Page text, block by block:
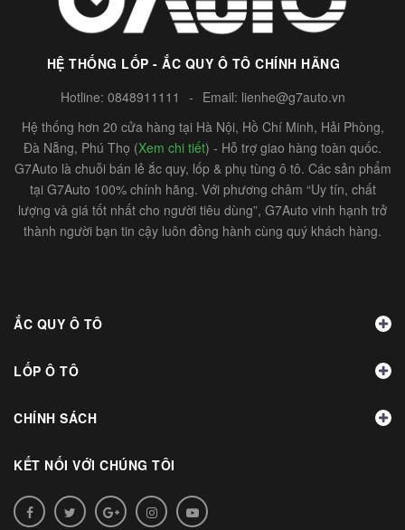
HỆ THỐNG LỐP - ẮC QUY Ô TÔ CHÍNH HÃNG
Hotline: 0848911111 - Email: lienhe@g7auto.vn
Hệ thống hơn 20 cửa hàng tại Hà Nội, Hồ Chí Minh, Hải Phòng,
Đà Nẵng, Phú Thọ (Xem chi tiết) - Hỗ trợ giao hàng toàn quốc.
G7Auto là chuỗi bán lẻ ắc quy, lốp & phụ tùng ô tô. Các sản phẩm
tại G7Auto 100% chính hãng. Với phương châm “Uy tín, chất
lượng và giá tốt nhất cho người tiêu dùng”, G7Auto vinh hạnh trở
thành người bạn tin cậy luôn đồng hành cùng quý khách hàng.
ẮC QUY Ô TÔ
LỐP Ô TÔ
CHÍNH SÁCH
KẾT NỐI VỚI CHÚNG TÔI